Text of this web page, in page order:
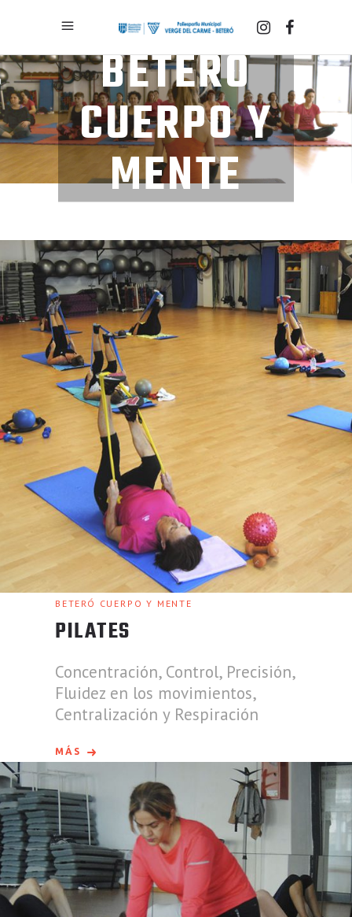
BETERÓ
CUERPO Y
MENTE
BETERÓ CUERPO Y MENTE
PILATES
Concentración, Control, Precisión,
Fluidez en los movimientos,
Centralización y Respiración
MÁS